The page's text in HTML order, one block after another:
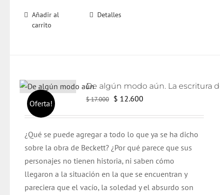
Añadir al
carrito
Detalles
Oferta! $17.000 El
era:
$ 17.000.
$ 12.600
es:
$ 12.600.
¿Qué se puede agregar a todo lo que ya se ha dicho
sobre la obra de Beckett? ¿Por qué parece que sus
personajes no tienen historia, ni saben cómo
llegaron a la situación en la que se encuentran y
pareciera que el vacío, la soledad y el absurdo son